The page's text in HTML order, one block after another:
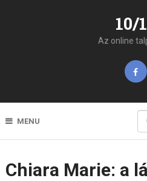
10/
Az online
MENU
Chiara Marie: a